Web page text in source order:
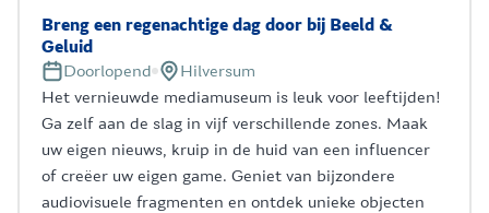
Breng een regenachtige dag door bij Beeld &
Geluid
Doorlopend
Hilversum
Het vernieuwde mediamuseum is leuk voor leeftijden!
Ga zelf aan de slag in vijf verschillende zones. Maak
uw eigen nieuws, kruip in de huid van een influencer
of creëer uw eigen game. Geniet van bijzondere
audiovisuele fragmenten en ontdek unieke objecten